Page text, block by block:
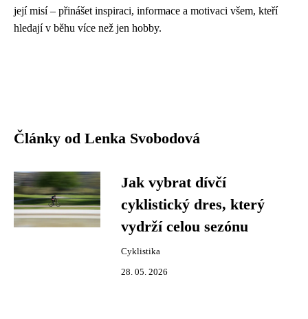
její misí – přinášet inspiraci, informace a motivaci všem, kteří
hledají v běhu více než jen hobby.
Články od Lenka Svobodová
Jak vybrat dívčí
cyklistický dres, který
vydrží celou sezónu
Cyklistika
28. 05. 2026